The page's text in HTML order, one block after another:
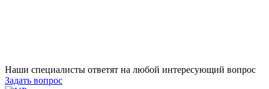
Наши специалисты ответят на любой интересующий вопрос
Задать вопрос